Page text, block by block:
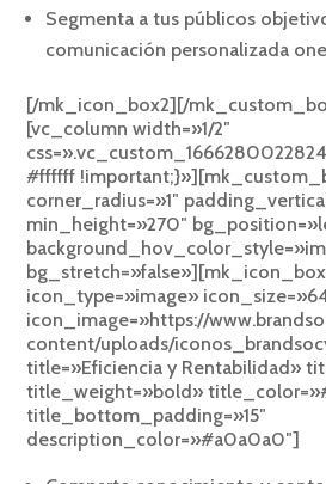
Segmenta a tus públicos
comunicación personalizada
[/mk_icon_box2][/
[vc_column width=»1/2″
#ffffff
corner_radius=»1″
min_height=»270″
icon_type=»image»
icon_image=»https://
content/uploads/
title=»Eficiencia y Rentabilidad»
title_weight=»bold»
title_bottom_padding=»15″
description_color=»#a0a0a0″]